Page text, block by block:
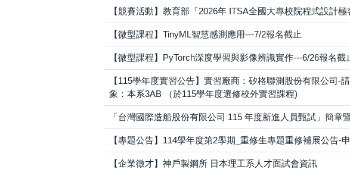
【競賽活動】教育部「2026年 ITSA全國大專校院程式設計極
【微型課程】TinyML智慧感測應用---7/2報名截止
【微型課程】PyTorch深度學習與影像辨識實作---6/26報名截
【115學年度實習公告】實習廠商：矽格聯測股份有限公司-
象：本系3AB （於115學年度選修校外實習課程)
「台灣國際造船股份有限公司 115 年度新進人員甄試」簡章
【專題公告】114學年度第2學期_重修生專題重修補展公告-
【企業徵才】神戶製鋼所 日本理工系人才面試會資訊